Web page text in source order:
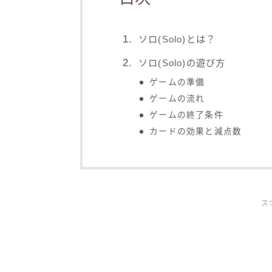
ソロ(Solo)とは？
ソロ(Solo)の遊び方
ゲームの準備
ゲームの流れ
ゲームの終了条件
カードの効果と減点数
ス